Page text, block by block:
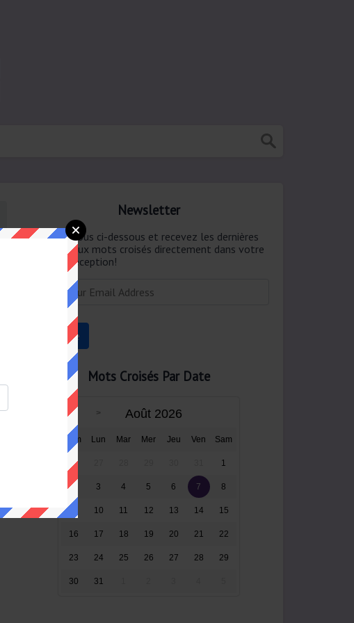
Newsletter
Abonnez-vous ci-dessous et recevez les dernières
réponses aux mots croisés directement dans votre
boîte de réception!
Mots Croisés Par Date
Août 2026
Dim Lun Mar Mer Jeu Ven Sam
26 1
2 3 4 5 6 7 8
10 11 12 13 14 15
16 17 18 19 20 21 22
23 24 25 26 27 28 29
30 31